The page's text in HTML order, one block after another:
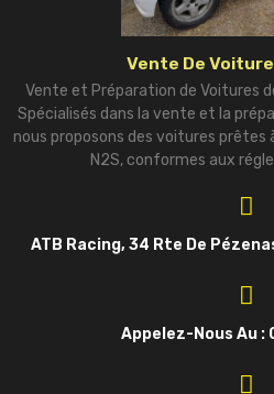
Vente De
Vente et Préparation de Voitures
Spécialisés dans la vente et la
nous proposons des voitures prêtes
N2S, conformes aux
ATB Racing, 34 Rte De
Appelez-Nous Au :